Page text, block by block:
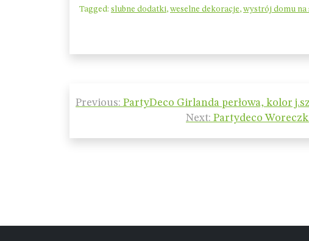
Tagged: slubne dodatki, weselne dekoracje, wystrój domu na
Nawigacja
Previous: PartyDeco Girlanda perłowa, kolor
Next: Partydeco